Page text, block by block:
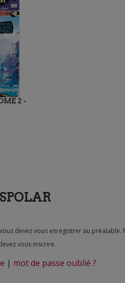
2 -
vous inscrire.
| mot de passe oublié ?